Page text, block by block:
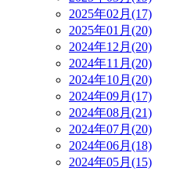
2025年02月(17)
2025年01月(20)
2024年12月(20)
2024年11月(20)
2024年10月(20)
2024年09月(17)
2024年08月(21)
2024年07月(20)
2024年06月(18)
2024年05月(15)